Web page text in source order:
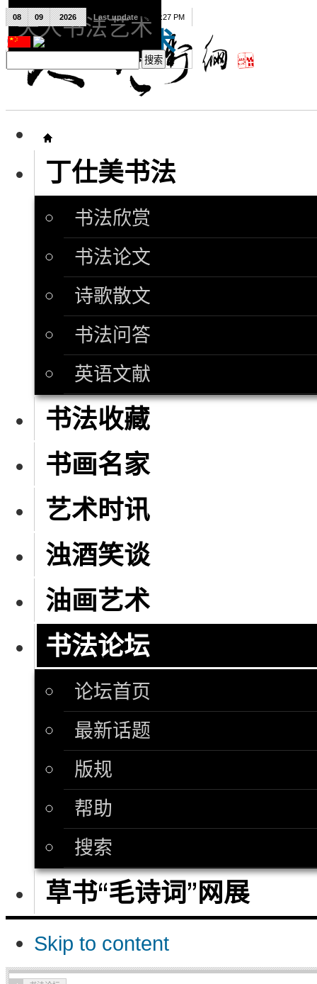
天人书法艺术
丁仕美书法
书法欣赏
书法论文
诗歌散文
书法问答
英语文献
书法收藏
书画名家
艺术时讯
浊酒笑谈
油画艺术
书法论坛
论坛首页
最新话题
版规
帮助
搜索
草书“毛诗词”网展
Skip to content
08 09 2026 Last update 08:15:27 PM
天人书法艺术